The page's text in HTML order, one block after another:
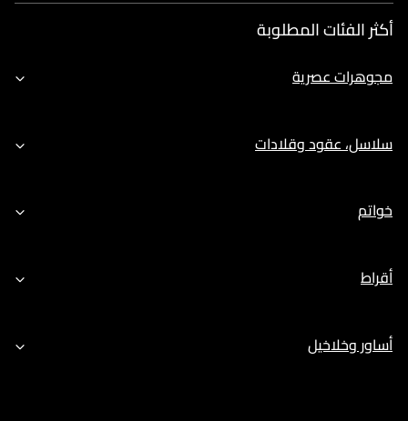
أكثر الفئات المطلوبة
مجوهرات عصرية
سلاسل، عقود وقلادات
خواتم
أقراط
أساور وخلاخيل